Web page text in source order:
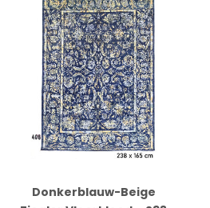
Donkerblauw-Beige